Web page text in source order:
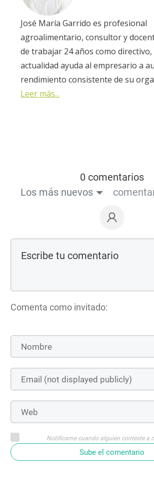
José María Garrido es profesional
agroalimentario, consultor y
de trabajar 24 años como directivo,
actualidad ayuda al empresario a
rendimiento consistente de su
Leer más...
0 comentarios
Los más nuevos
Comenta como invitado:
Notifícame cuando alguien conteste a
Sube el comentario